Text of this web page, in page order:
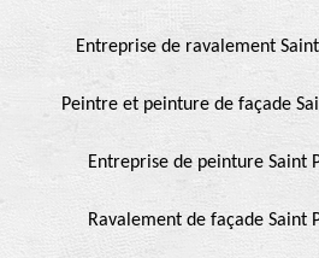
Entreprise de ravalement
Peintre et peinture de façade
Entreprise de peinture Saint
Ravalement de façade Saint